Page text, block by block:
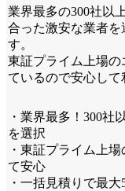
業界最多の300社以
合った激安な業者を
す。
東証プライム上場
ているので安心して
・業界最多！300社
を選択
・東証プライム上
て安心
・一括見積りで最